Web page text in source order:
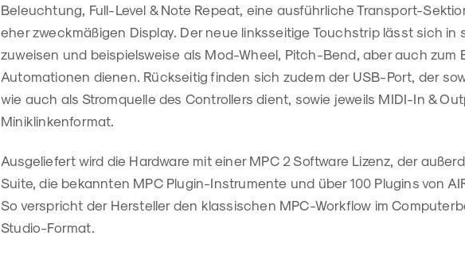
Beleuchtung, Full-Level & Note Repeat, eine ausführliche Transport-
eher zweckmäßigen Display. Der neue linksseitige Touchstrip lässt sich in
zuweisen und beispielsweise als Mod-Wheel, Pitch-Bend, aber auch zum
Automationen dienen. Rückseitig finden sich zudem der USB-Port, der
wie auch als Stromquelle des Controllers dient, sowie jeweils MIDI-In &
Miniklinkenformat.
Ausgeliefert wird die Hardware mit einer MPC 2 Software Lizenz, der
Suite, die bekannten MPC Plugin-Instrumente und über 100 Plugins von
So verspricht der Hersteller den klassischen MPC-Workflow im
Studio-Format.